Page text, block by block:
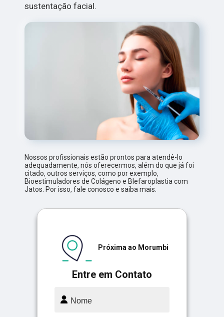
sustentação facial.
Nossos profissionais estão prontos para atendê-lo
adequadamente, nós oferecermos, além do que já foi
citado, outros serviços, como por exemplo,
Bioestimuladores de Colágeno e Blefaroplastia com
Jatos. Por isso, fale conosco e saiba mais.
Entre em Contato
Próxima ao Morumbi